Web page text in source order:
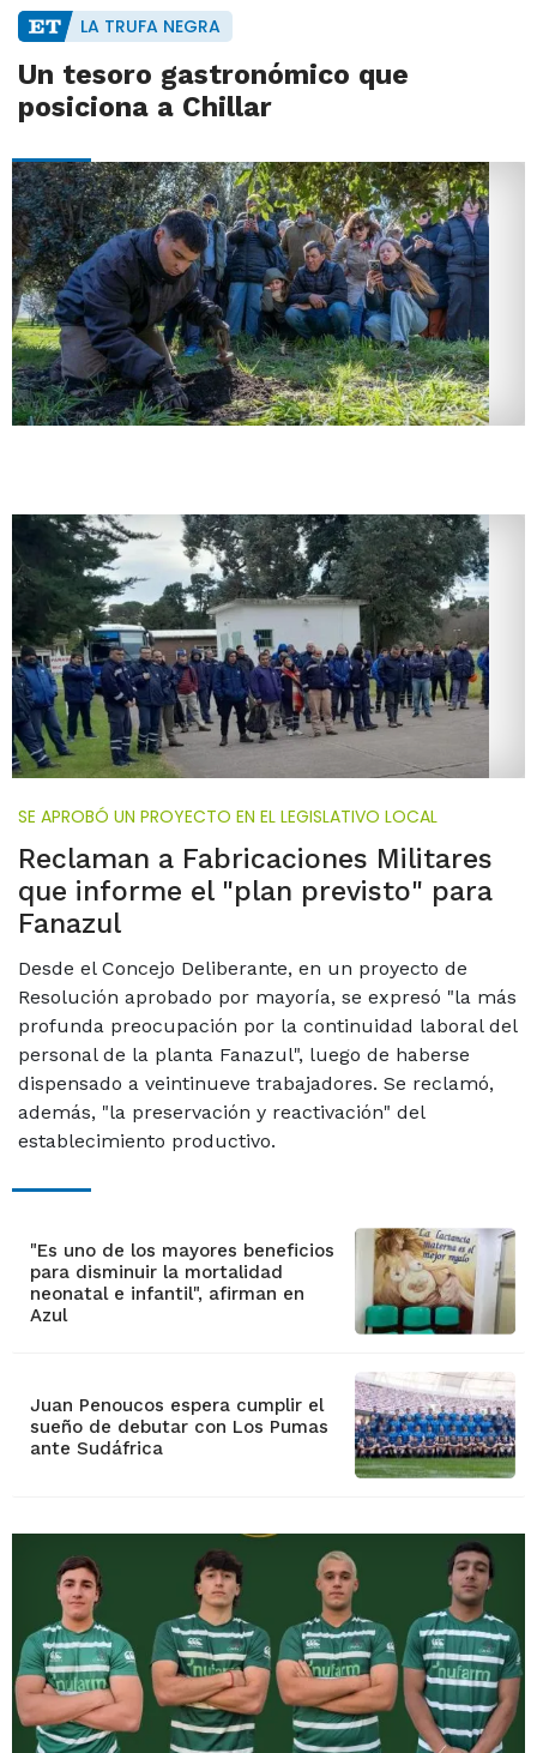
LA TRUFA NEGRA
Un tesoro gastronómico que
posiciona a Chillar
SE APROBÓ UN PROYECTO EN EL LEGISLATIVO LOCAL
Reclaman a Fabricaciones Militares
que informe el "plan previsto" para
Fanazul
Desde el Concejo Deliberante, en un proyecto de
Resolución aprobado por mayoría, se expresó "la más
profunda preocupación por la continuidad laboral del
personal de la planta Fanazul", luego de haberse
dispensado a veintinueve trabajadores. Se reclamó,
además, "la preservación y reactivación" del
establecimiento productivo.
"Es uno de los mayores beneficios
para disminuir la mortalidad
neonatal e infantil", afirman en
Azul
Juan Penoucos espera cumplir el
sueño de debutar con Los Pumas
ante Sudáfrica